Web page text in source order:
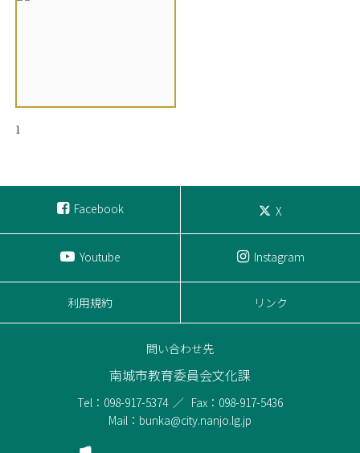
1
Facebook X
Youtube Instagram
利用規約 リンク
問い合わせ先
南城市教育委員会文化課
Tel：098-917-5374
Fax：098-917-5436
Mail：bunka@city.nanjo.lg.jp